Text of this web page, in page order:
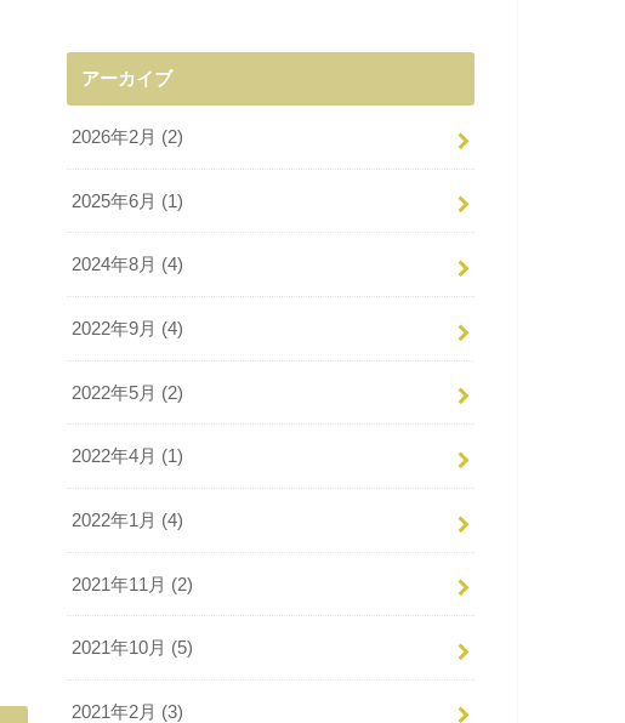
アーカイブ
2026年2月 (2)
2025年6月 (1)
2024年8月 (4)
2022年9月 (4)
2022年5月 (2)
2022年4月 (1)
2022年1月 (4)
2021年11月 (2)
2021年10月 (5)
2021年2月 (3)